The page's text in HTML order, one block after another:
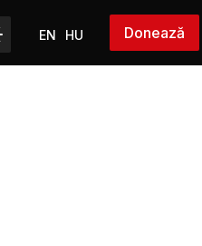
EN HU Donează